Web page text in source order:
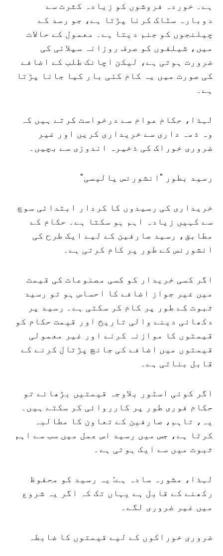
ہے۔ خوردہ فروشوں کو زیادہ کثرت سے
دوبارہ سٹاک کرنا پڑتا ہے، جو رسد کے
چیلنجوں کو جنم دیتا ہے۔ معمول کے حالات
میں، شیلفوں کو صرف روزانہ سپلائی کی
ضرورت ہوتی ہے، لیکن اچانک طلب کے اضافے
کی صورت میں یہ کام کئی بار کیا جانا پڑتا
ہے۔
لہذا، حکام عوام سے درخواست کرتے ہیں کہ
وہ ذمہ داری سے خریداری کریں اور غیر
ضروری خوراک کی ذخیرہ اندوزی سے بچیں۔
رسید بطور "انشورنس پالیسی"
خریداری کی رسیدوں کا کردار ابتدائی سوچ
سے کہیں زیادہ اہم ہو سکتا ہے۔ حکام کے
مطابق، رسید صارفین کے لیے ایک طرح کی
انشورنس کے طور پر کام کرتی ہے۔
اگر کسی خریدار کو کسی مصنوعات کی قیمت
میں غیر جواز اضافے کا احساس ہو تو رسید
ثبوت کے طور پر کام کر سکتی ہے۔ رسید پر
دکھائی دینے والی تاریخ اور قیمت حکام کو
قیمتوں کا موازنہ کرنے اور غیر معمولی
قیمتوں میں اضافے کی جانچ پڑتال کرنے کے
قابل بناتی ہے۔
اگر کوئی اسٹور بلاوجہ قیمتیں بڑھائے تو
حکام فوری طور پر کارروائی کر سکتے ہیں۔
یہ، تاہم، صارفین کے تعاون کا مطالبہ
کرتا ہے، جس میں رسید اس عمل میں سب سے اہم
ثبوت میں سے ایک ہوتی ہے۔
لہذا، مشورہ سادہ ہے: یہ رسید کو محفوظ
رکھنے کے قابل ہے یہاں تک کہ اگر یہ شروع
میں غیر ضروری لگے۔
ضروری خوراکوں کے لیے قیمتوں کا ضابطہ